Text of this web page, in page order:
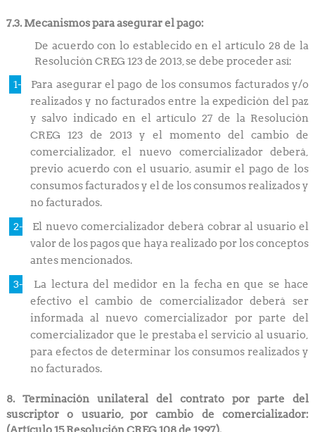
7.3. Mecanismos para asegurar el pago:
De acuerdo con lo establecido en el artículo 28 de la
Resolución CREG 123 de 2013, se debe proceder así:
Para asegurar el pago de los consumos facturados y/o
realizados y no facturados entre la expedición del paz
y salvo indicado en el artículo 27 de la Resolución
CREG 123 de 2013 y el momento del cambio de
comercializador, el nuevo comercializador deberá,
previo acuerdo con el usuario, asumir el pago de los
consumos facturados y el de los consumos realizados y
no facturados.
El nuevo comercializador deberá cobrar al usuario el
valor de los pagos que haya realizado por los conceptos
antes mencionados.
La lectura del medidor en la fecha en que se hace
efectivo el cambio de comercializador deberá ser
informada al nuevo comercializador por parte del
comercializador que le prestaba el servicio al usuario,
para efectos de determinar los consumos realizados y
no facturados.
8. Terminación unilateral del contrato por parte del
suscriptor o usuario, por cambio de comercializador: